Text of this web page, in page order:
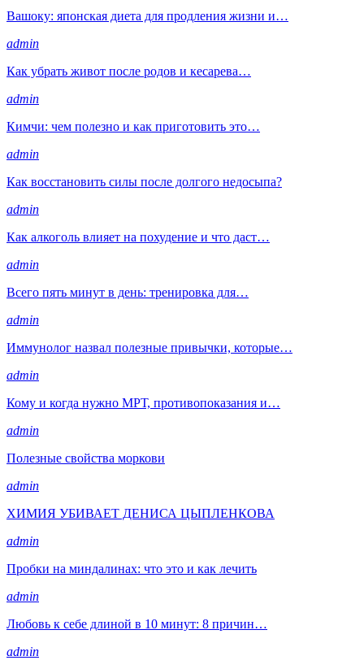
Вашоку: японская диета для продления жизни и…
admin
Как убрать живот после родов и кесарева…
admin
Кимчи: чем полезно и как приготовить это…
admin
Как восстановить силы после долгого недосыпа?
admin
Как алкоголь влияет на похудение и что даст…
admin
Всего пять минут в день: тренировка для…
admin
Иммунолог назвал полезные привычки, которые…
admin
Кому и когда нужно МРТ, противопоказания и…
admin
Полезные свойства моркови
admin
ХИМИЯ УБИВАЕТ ДЕНИСА ЦЫПЛЕНКОВА
admin
Пробки на миндалинах: что это и как лечить
admin
Любовь к себе длиной в 10 минут: 8 причин…
admin